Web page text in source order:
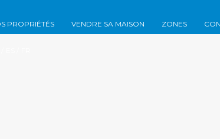
Nos propriétés Vendre sa
PROPRIÉTÉS VENDRE SA MAISON ZONES